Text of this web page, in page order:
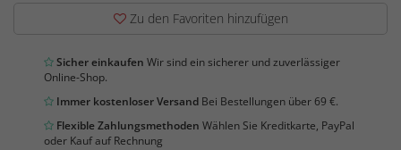
Zu den Favoriten hinzufügen
Sicher einkaufen Wir sind ein sicherer und zuverlässiger
Online-Shop.
Immer kostenloser Versand Bei Bestellungen über 69 €.
Flexible Zahlungsmethoden Wählen Sie Kreditkarte, PayPal
oder Kauf auf Rechnung